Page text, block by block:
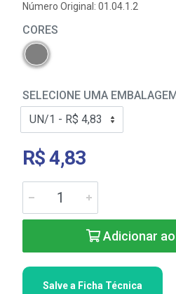
Número Original: 01.04.1.2
CORES
SELECIONE UMA
R$ 4,83
Adicionar
Salve a Ficha Técnica